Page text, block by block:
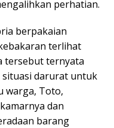
perhatian.
berpakaian
terlihat
tersebut ternyata
situasi darurat untuk
warga, Toto,
dan
barang